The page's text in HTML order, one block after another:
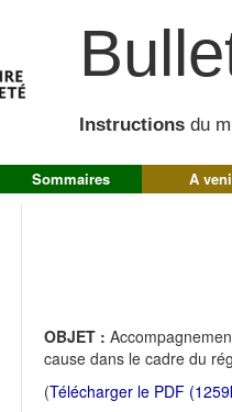
Instructions du
Sommaires A
OBJET :
cause dans le cadre du
(Télécharger le PDF